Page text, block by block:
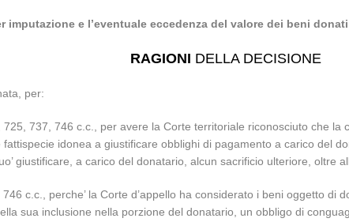
imputazione e l’eventuale eccedenza del valore dei beni
RAGIONI DELLA DECISIONE
per:
737, 746 c.c., per avere la Corte territoriale riconosciuto che la
idonea a giustificare obblighi di pagamento a carico del
giustificare, a carico del donatario, alcun sacrificio ulteriore, oltre
c.c., perche’ la Corte d’appello ha considerato i beni oggetto
sua inclusione nella porzione del donatario, un obbligo di